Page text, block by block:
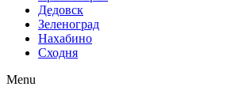
Дедовск
Зеленоград
Нахабино
Сходня
Menu